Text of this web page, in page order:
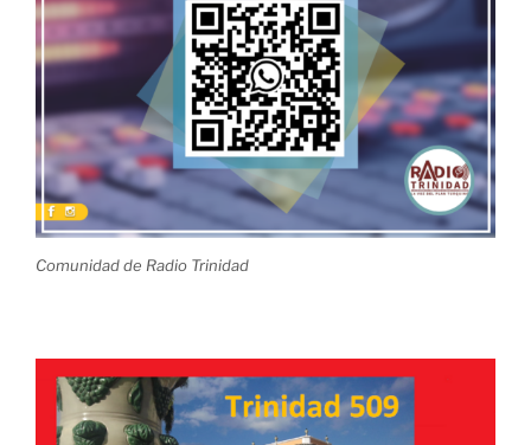
Comunidad de Radio Trinidad